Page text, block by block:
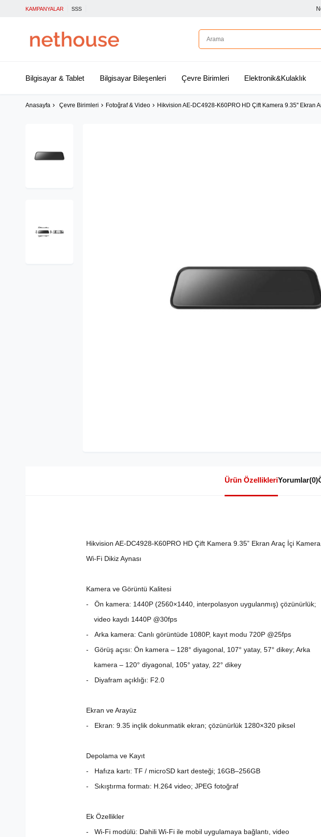
KAMPANYALAR SSS
Bilgisayar & Tablet Bilgisayar Bileşenleri Çevre Birimleri Elektronik&Kulaklık
Anasayfa Çevre Birimleri Fotoğraf & Video Hikvision AE-DC4928-K60PRO HD Çift Kamera 9.35'' Ekran
Ürün ÖzellikleriYorumlar(0)
Hikvision AE-DC4928-K60PRO HD Çift Kamera 9.35” Ekran Araç İçi
Wi-Fi Dikiz Aynası
Kamera ve Görüntü Kalitesi
- Ön kamera: 1440P (2560×1440, interpolasyon uygulanmış) çözünürlük;
video kaydı 1440P @30fps
- Arka kamera: Canlı görüntüde 1080P, kayıt modu 720P @25fps
- Görüş açısı: Ön kamera – 128° diyagonal, 107° yatay, 57° dikey; Arka
kamera – 120° diyagonal, 105° yatay, 22° dikey
- Diyafram açıklığı: F2.0
Ekran ve Arayüz
- Ekran: 9.35 inçlik dokunmatik ekran; çözünürlük 1280×320 piksel
Depolama ve Kayıt
- Hafıza kartı: TF / microSD kart desteği; 16GB–256GB
- Sıkıştırma formatı: H.264 video; JPEG fotoğraf
Ek Özellikler
- Wi‑Fi modülü: Dahili Wi‑Fi ile mobil uygulamaya bağlantı, video